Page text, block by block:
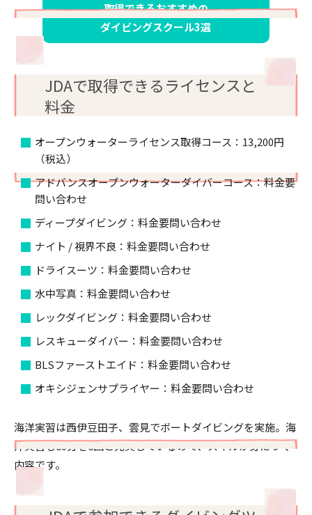
取得できるおすすめの
ダイビングスクール3選
JDAで取得できるライセンスと
料金
オープンウォーターライセンス取得コース：13,200円
（税込）
アドバンスオープンウォーターダイバーコース：料金要
問い合わせ
ディープダイビング：料金要問い合わせ
ナイト / 視界不良：料金要問い合わせ
ドライスーツ：料金要問い合わせ
水中写真：料金要問い合わせ
レックダイビング：料金要問い合わせ
レスキューダイバー：料金要問い合わせ
BLSファーストエイド：料金要問い合わせ
オキシジェンサプライヤー：料金要問い合わせ
海洋実習は西伊豆田子、雲見でボートダイビングを実施。海
洋実習も60分を6回と充実しているので、スキルが身につく
内容です。